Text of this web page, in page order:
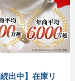
出中】在庫リ